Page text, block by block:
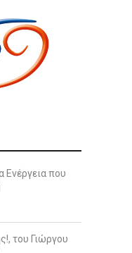
που
του Γιώργου